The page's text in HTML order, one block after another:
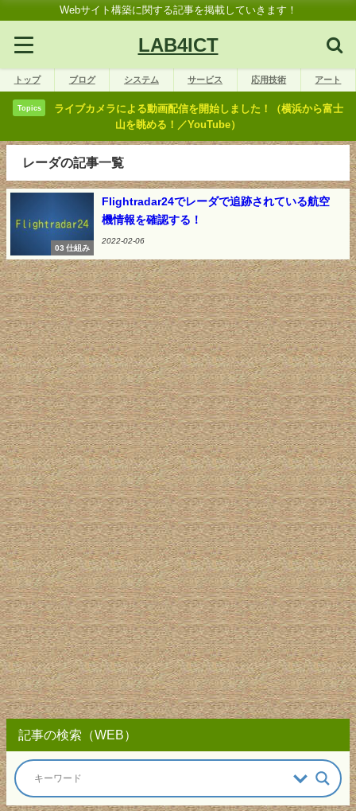
Webサイト構築に関する記事を掲載していきます！
LAB4ICT
トップ ブログ システム サービス 応用技術 アート
Topics
ライブカメラによる動画配信を開始しました！（横浜から富士
山を眺める！／YouTube）
レーダの記事一覧
03 仕組み
Flightradar24でレーダで追跡されている航空
機情報を確認する！
2022-02-06
記事の検索（WEB）